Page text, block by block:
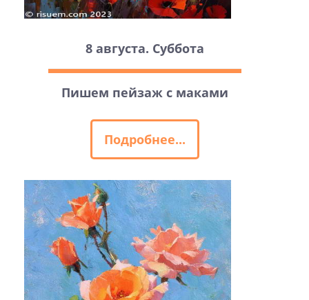
8 августа. Суббота
Пишем пейзаж с маками
Подробнее...